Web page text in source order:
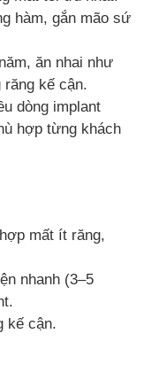
hàm, gắn mão sứ
ăn nhai như
răng kế cận.
dòng implant
hợp từng khách
mất ít răng,
nhanh (3–5
kế cận.